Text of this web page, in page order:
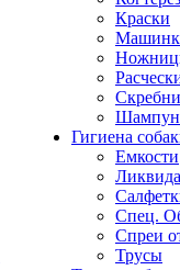
Краски
Гигиена
Емкости
Спец.
Спреи
Трусы